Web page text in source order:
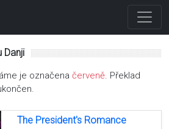
Danji
je označena červeně. Překlad
The President's Romance